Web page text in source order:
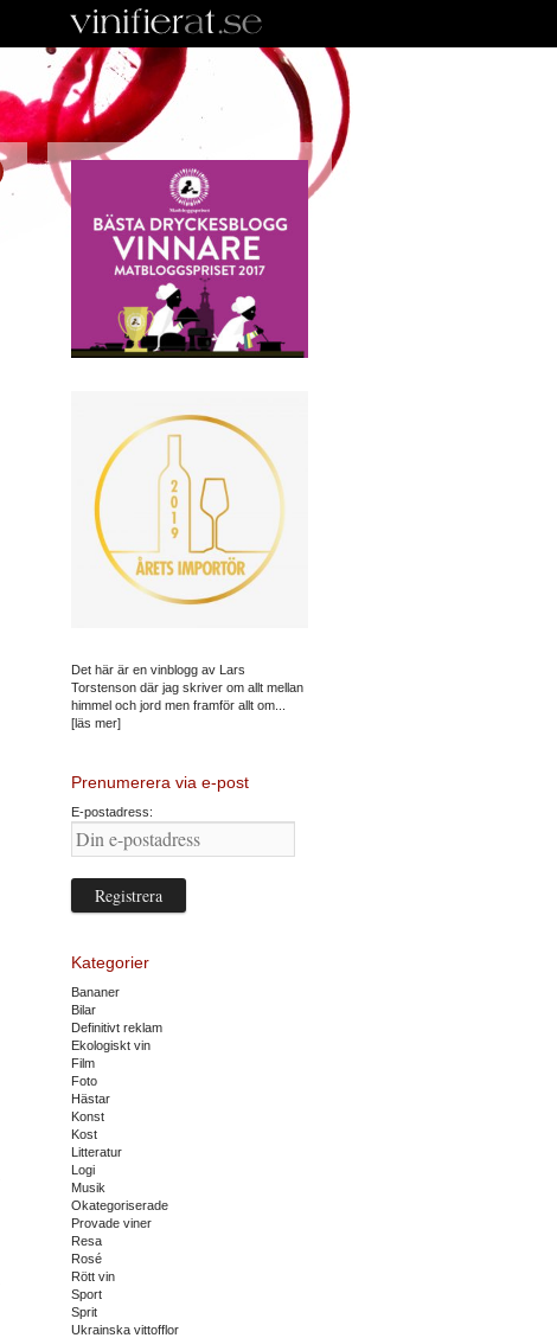
Det här är en vinblogg av Lars
Torstenson där jag skriver om allt mellan
himmel och jord men framför allt om...
[läs mer]
Prenumerera via e-post
E-postadress:
Kategorier
Bananer
Bilar
Definitivt reklam
Ekologiskt vin
Film
Foto
Hästar
Konst
Kost
Litteratur
Logi
Musik
Okategoriserade
Provade viner
Resa
Rosé
Rött vin
Sport
Sprit
Ukrainska vittofflor